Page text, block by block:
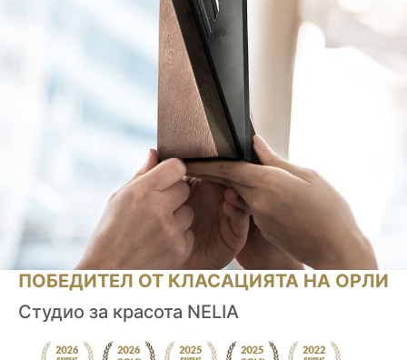
ПОБЕДИТЕЛ ОТ КЛАСАЦИЯТА НА ОРЛИ
Студио за красота NELIA